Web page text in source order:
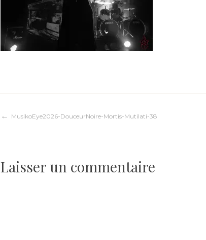
Navigation
l’article
MusikoEye2026-DouceurNoire-Mortis-Mutilati-38
Laisser un commentaire